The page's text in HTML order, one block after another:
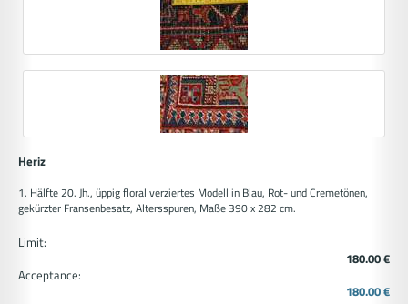
Heriz
1. Hälfte 20. Jh., üppig floral verziertes Modell in Blau, Rot- und Cremetönen,
gekürzter Fransenbesatz, Altersspuren, Maße 390 x 282 cm.
Limit:
180.00 €
Acceptance:
180.00 €